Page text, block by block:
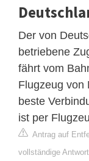
Der von
betriebene
fährt vom
Flugzeug von
beste
ist per
Antrag auf
vollständige